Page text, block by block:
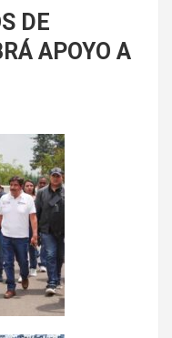
DE
APOYO A